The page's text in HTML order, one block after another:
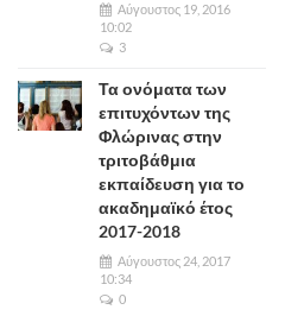
Αύγουστος 19, 2016
10:02
3
Τα ονόματα των
επιτυχόντων της
Φλώρινας στην
τριτοβάθμια
εκπαίδευση για το
ακαδημαϊκό έτος
2017-2018
Αύγουστος 24, 2017
10:34
0